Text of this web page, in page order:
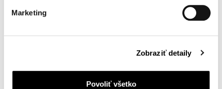
Marketing
Zobraziť detaily
Povoliť všetko
vlastného výberu.